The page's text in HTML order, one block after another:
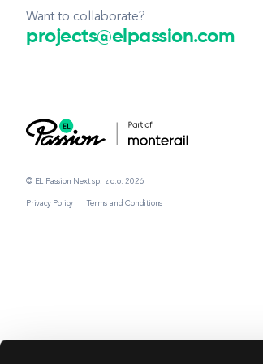
Want to collaborate?
projects@elpassion.com
© EL Passion Next sp. z o.o. 2026
Privacy Policy Terms and Conditions